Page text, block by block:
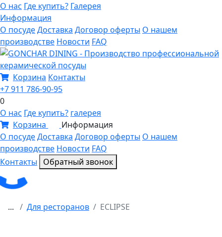
О нас Где купить? Галерея
Информация
О посудеДоставка Договор оферты О нашем
производстве Новости FAQ
Корзина Контакты
+7 911 786-90-95
0
О нас Где купить? галерея
Корзина
Информация
О посудеДоставка Договор оферты О нашем
производстве Новости FAQ
Контакты
Обратный звонок
... Для ресторанов ECLIPSE